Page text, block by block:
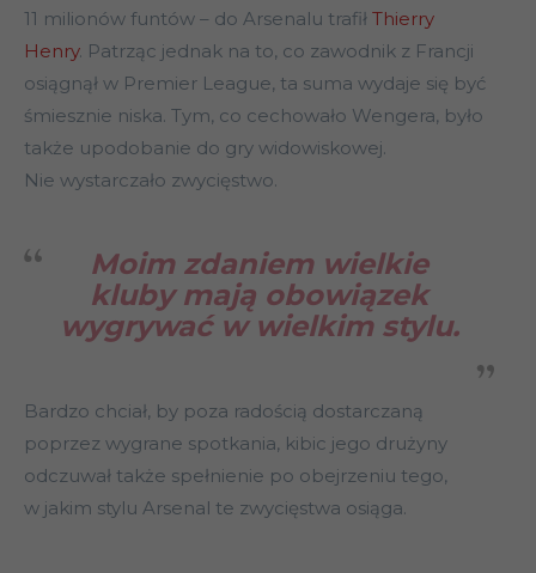
11 milionów funtów – do Arsenalu trafił Thierry
Henry. Patrząc jednak na to, co zawodnik z Francji
osiągnął w Premier League, ta suma wydaje się być
śmiesznie niska. Tym, co cechowało Wengera, było
także upodobanie do gry widowiskowej.
Nie wystarczało zwycięstwo.
Moim zdaniem wielkie
kluby mają obowiązek
wygrywać w wielkim stylu.
Bardzo chciał, by poza radością dostarczaną
poprzez wygrane spotkania, kibic jego drużyny
odczuwał także spełnienie po obejrzeniu tego,
w jakim stylu Arsenal te zwycięstwa osiąga.